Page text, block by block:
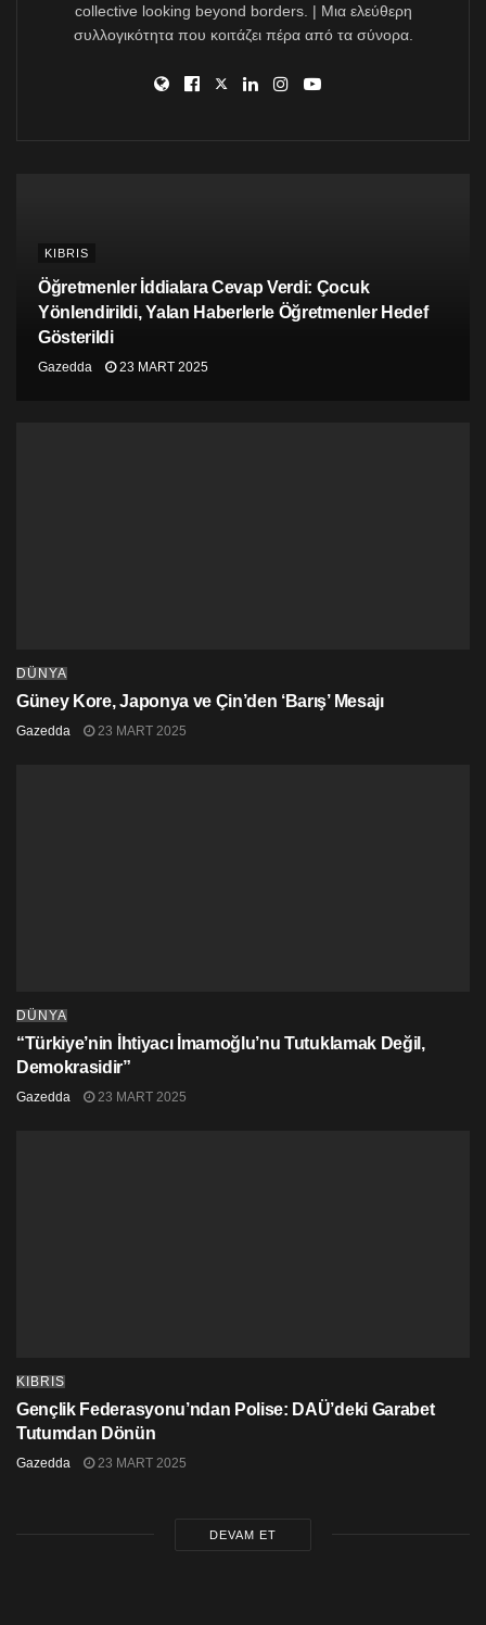
collective looking beyond borders. | Μια ελεύθερη
συλλογικότητα που κοιτάζει πέρα από τα σύνορα.
KIBRIS
Öğretmenler İddialara Cevap Verdi: Çocuk
Yönlendirildi, Yalan Haberlerle Öğretmenler Hedef
Gösterildi
Gazedda 23 MART 2025
DÜNYA
Güney Kore, Japonya ve Çin’den ‘Barış’ Mesajı
Gazedda 23 MART 2025
DÜNYA
“Türkiye’nin İhtiyacı İmamoğlu’nu Tutuklamak Değil,
Demokrasidir”
Gazedda 23 MART 2025
KIBRIS
Gençlik Federasyonu’ndan Polise: DAÜ’deki Garabet
Tutumdan Dönün
Gazedda 23 MART 2025
DEVAM ET